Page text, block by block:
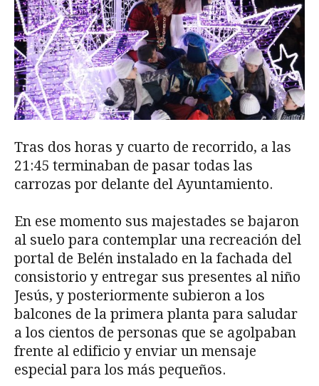
Tras dos horas y cuarto de recorrido, a las
21:45 terminaban de pasar todas las
carrozas por delante del Ayuntamiento.
En ese momento sus majestades se bajaron
al suelo para contemplar una recreación del
portal de Belén instalado en la fachada del
consistorio y entregar sus presentes al niño
Jesús, y posteriormente subieron a los
balcones de la primera planta para saludar
a los cientos de personas que se agolpaban
frente al edificio y enviar un mensaje
especial para los más pequeños.